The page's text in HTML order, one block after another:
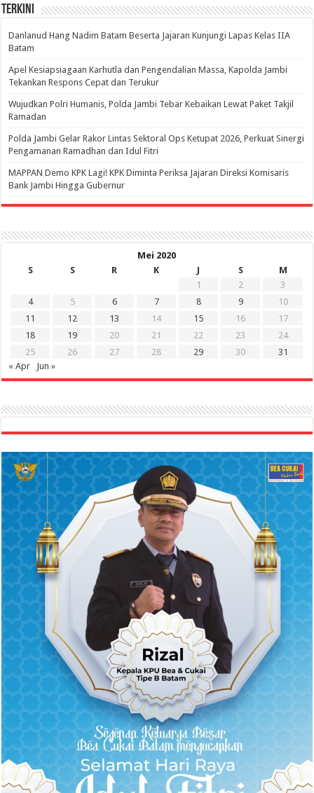
Terkini
Danlanud Hang Nadim Batam Beserta Jajaran Kunjungi Lapas Kelas IIA
Batam
Apel Kesiapsiagaan Karhutla dan Pengendalian Massa, Kapolda Jambi
Tekankan Respons Cepat dan Terukur
Wujudkan Polri Humanis, Polda Jambi Tebar Kebaikan Lewat Paket Takjil
Ramadan
Polda Jambi Gelar Rakor Lintas Sektoral Ops Ketupat 2026, Perkuat Sinergi
Pengamanan Ramadhan dan Idul Fitri
‎MAPPAN Demo KPK Lagi! KPK Diminta Periksa Jajaran Direksi Komisaris
Bank Jambi Hingga Gubernur ‎
Mei 2020
S
S R K J S
M
1
2
3
4
5 6 7 8 9
10
11
12 13 14 15 16
17
18
19 20 21 22 23
24
25
26 27 28 29 30
31
« Apr
Jun »